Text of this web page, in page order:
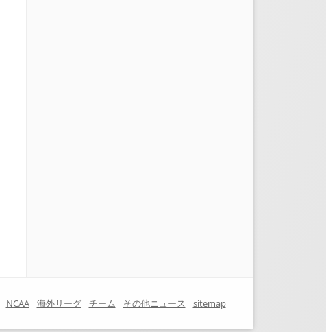
NCAA 海外リーグ チーム その他ニュース sitemap